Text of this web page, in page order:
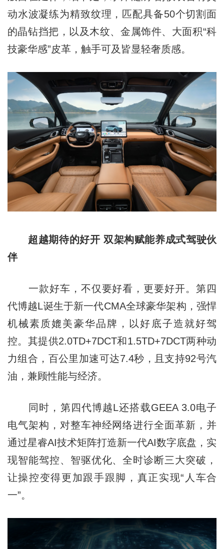
动水波凝练为精致纹理，匹配具备50个切割面
的晶钻挡把，以及木纹、金属饰件、大面积“科
技豪华感”皮革，触手可及皆显轻奢质感。
超越期待的好开 双架构赋能养成式驾驶伙
伴
一款好车，不仅要好看，更要好开。第四
代博越L诞生于新一代CMA全球豪华架构，强悍
机械素质媲美豪华品牌，以好底子造就好驾
控。其提供2.0TD+7DCT和1.5TD+7DCT两种动
力组合，百公里加速可达7.4秒，且支持92号汽
油，兼顾性能与经济。
同时，第四代博越L还搭载GEEA 3.0电子
电气架构，对整车神经网络进行全面革新，并
通过星睿AI技术矩阵打造新一代AI数字底盘，实
现智能驾控、智驱优化、全时诊断三大突破，
让操控变得更加跟手跟脚，真正实现“人车合
一”。